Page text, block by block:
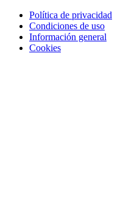
Política de privacidad
Condiciones de uso
Información general
Cookies